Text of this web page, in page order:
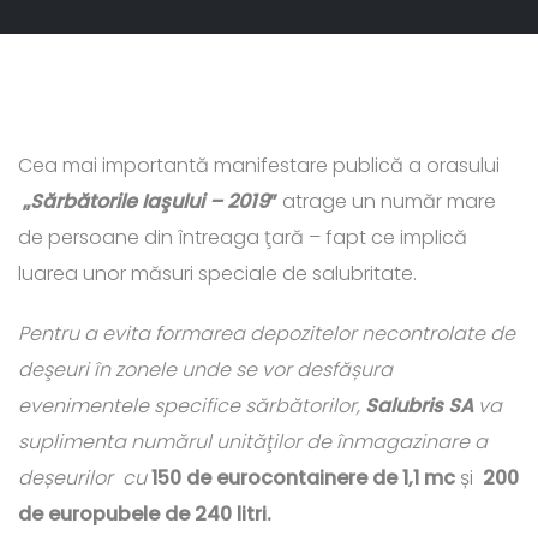
Cea mai importantă manifestare publică a orasului
„Sărbătorile Iaşului – 2019” atrage un număr mare
de persoane din întreaga ţară – fapt ce implică
luarea unor măsuri speciale de salubritate.
Pentru a evita formarea depozitelor necontrolate de
deşeuri în zonele unde se vor desfășura
evenimentele specifice sărbătorilor, Salubris SAva
suplimenta numărul unităţilor de înmagazinare a
deșeurilor cu150 de eurocontainere de 1,1 mc și 200
de europubele de 240 litri.